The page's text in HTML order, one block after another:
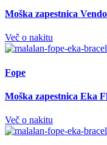
Moška zapestnica
Več o nakitu
Fope
Moška zapestnica Eka
Več o nakitu